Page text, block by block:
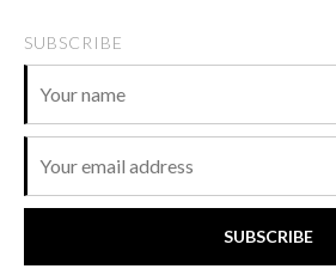
SUBSCRIBE
SUBSCRIBE